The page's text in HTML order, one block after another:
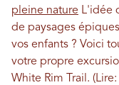
pleine nature L'idée
de paysages
vos enfants ? Voici
votre propre
White Rim Trail. (Lire: